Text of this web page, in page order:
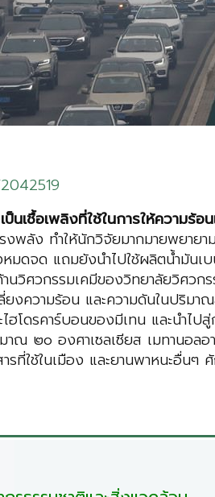
นเชื้อเพลิงที่ใช้ในการให้ความ
พลัง ทำให้นักวิจัยมากมายพยายา
มดจด แถมยังนำไปใช้ผลิตน้ำมัน
วิศวกรรมเคมีของวิทยาลัยวิศว
งความร้อน และความดันในปริม
ฮโดรคาร์บอนของมีเทน และนำ
ณ ๒๐ องศาเซลเซียส เมทานอล
ารที่ใช้ในเมือง และยานพาหนะอื่